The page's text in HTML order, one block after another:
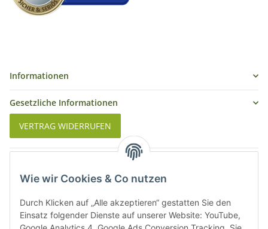
Wie wir Cookies & Co nutzen
Durch Klicken auf „Alle akzeptieren“ gestatten Sie den
Einsatz folgender Dienste auf unserer Website: YouTube,
Informationen
Gesetzliche Informationen
VERTRAG WIDERRUFEN
Weinbauregionen und Weinbaugebiete in Österreich